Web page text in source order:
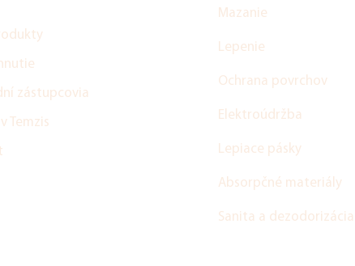
zástupcovia
Temzis
Mazanie
Lepenie
Ochrana povrchov
Elektroúdržba
Lepiace pásky
Absorpčné materiály
Sanita a dezodorizácia